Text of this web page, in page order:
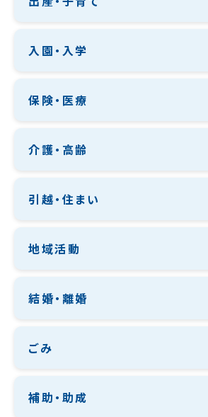
入園・入学
保険・医療
介護・高齢
引越・住まい
地域活動
結婚・離婚
ごみ
補助・助成